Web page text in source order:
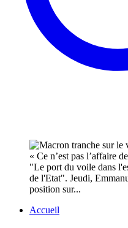
"Le port du voile dans
de l'Etat". Jeudi,
position sur...
Accueil